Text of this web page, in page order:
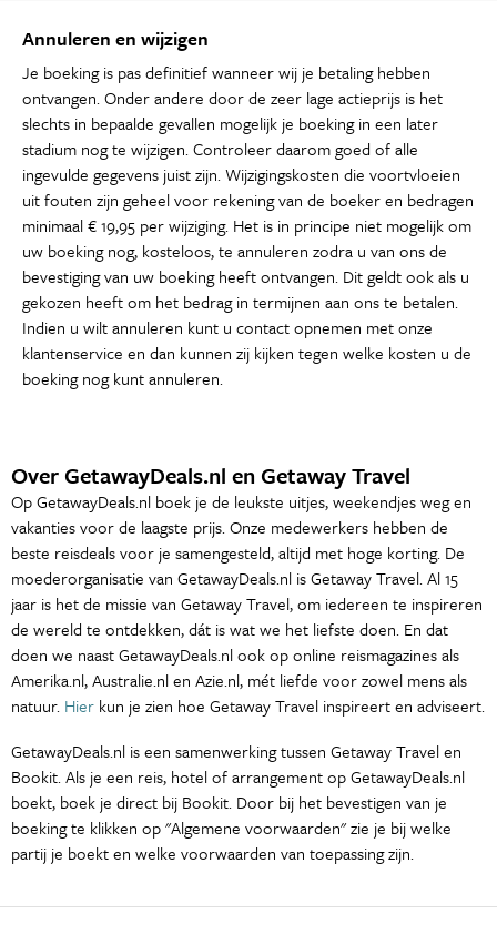
Annuleren en wijzigen
Je boeking is pas definitief wanneer wij je betaling hebben
ontvangen. Onder andere door de zeer lage actieprijs is het
slechts in bepaalde gevallen mogelijk je boeking in een later
stadium nog te wijzigen. Controleer daarom goed of alle
ingevulde gegevens juist zijn. Wijzigingskosten die voortvloeien
uit fouten zijn geheel voor rekening van de boeker en bedragen
minimaal € 19,95 per wijziging. Het is in principe niet mogelijk om
uw boeking nog, kosteloos, te annuleren zodra u van ons de
bevestiging van uw boeking heeft ontvangen. Dit geldt ook als u
gekozen heeft om het bedrag in termijnen aan ons te betalen.
Indien u wilt annuleren kunt u contact opnemen met onze
klantenservice en dan kunnen zij kijken tegen welke kosten u de
boeking nog kunt annuleren.
Over GetawayDeals.nl en Getaway Travel
Op GetawayDeals.nl boek je de leukste uitjes, weekendjes weg en
vakanties voor de laagste prijs. Onze medewerkers hebben de
beste reisdeals voor je samengesteld, altijd met hoge korting. De
moederorganisatie van GetawayDeals.nl is Getaway Travel. Al 15
jaar is het de missie van Getaway Travel, om iedereen te inspireren
de wereld te ontdekken, dát is wat we het liefste doen. En dat
doen we naast GetawayDeals.nl ook op online reismagazines als
Amerika.nl, Australie.nl en Azie.nl, mét liefde voor zowel mens als
natuur. Hier kun je zien hoe Getaway Travel inspireert en adviseert.
GetawayDeals.nl is een samenwerking tussen Getaway Travel en
Bookit. Als je een reis, hotel of arrangement op GetawayDeals.nl
boekt, boek je direct bij Bookit. Door bij het bevestigen van je
boeking te klikken op "Algemene voorwaarden" zie je bij welke
partij je boekt en welke voorwaarden van toepassing zijn.